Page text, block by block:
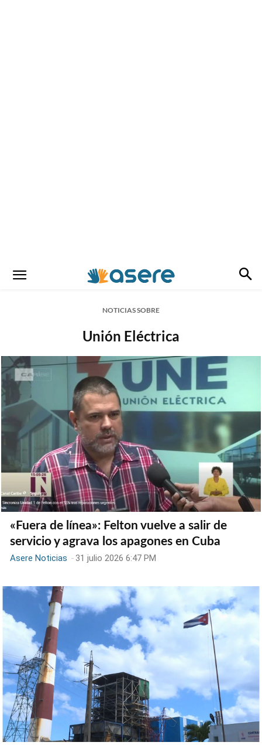
NOTICIAS SOBRE
Unión Eléctrica
«Fuera de línea»: Felton vuelve a salir de
servicio y agrava los apagones en Cuba
Asere Noticias - 31 julio 2026 6:47 PM